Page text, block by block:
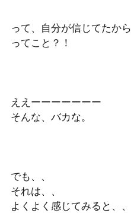
って、自分が信じてたから
ってこと？！
ええーーーーーーー
そんな、バカな。
でも、、
それは、、
よくよく感じてみると、、